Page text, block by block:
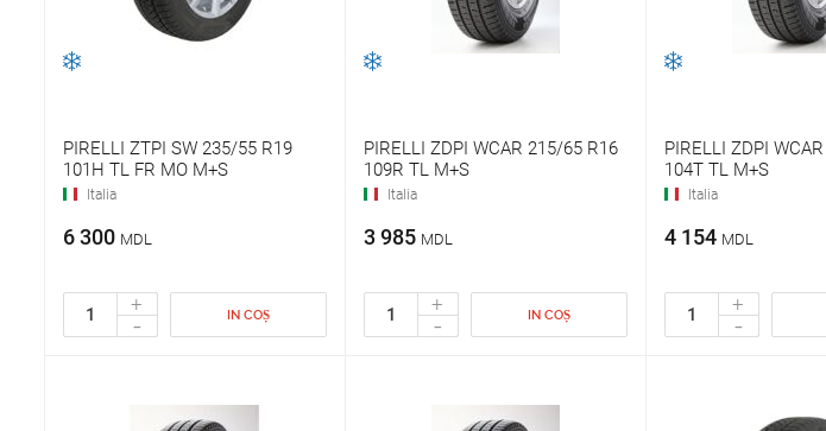
PIRELLI ZTPI SW 235/55 R19
101H TL FR MO M+S
Italia
6 300 MDL
+
- IN COȘ
PIRELLI ZDPI WCAR 215/65 R16
109R TL M+S
Italia
3 985 MDL
+
- IN COȘ
PIRELLI ZDPI
104T TL M+S
Italia
4 154 MDL
+
-